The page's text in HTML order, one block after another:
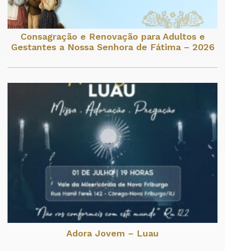
Consagração e Renovação para Adultos e
Gestantes a Nossa Senhora de Fátima – 2026
Adora Jovem – Luau